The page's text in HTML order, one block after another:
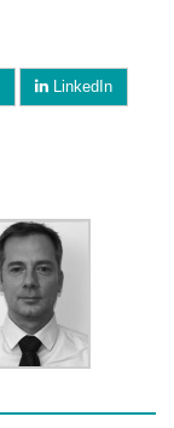
LinkedIn